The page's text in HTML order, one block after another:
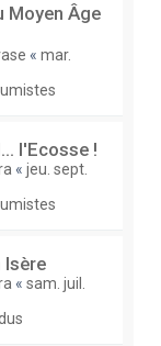
Moyen Âge
« mar.
l'Ecosse !
« jeu. sept.
Isère
« sam. juil.